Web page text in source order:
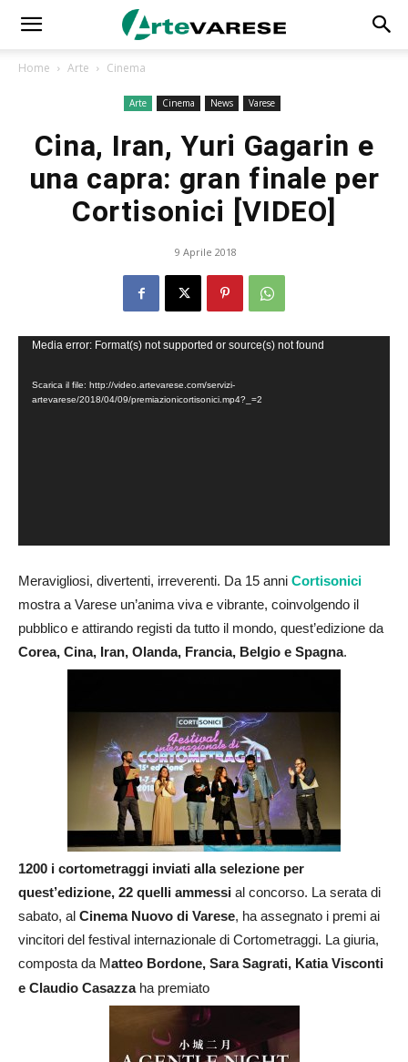
Home Arte Cinema
Arte Cinema News Varese
Cina, Iran, Yuri Gagarin e
una capra: gran finale per
Cortisonici [VIDEO]
9 Aprile 2018
Video
Media error: Format(s) not supported or source(s) not found
Scarica il file: http://video.artevarese.com/servizi-
artevarese/2018/04/09/premiazionicortisonici.mp4?_=2
Meravigliosi, divertenti, irreverenti. Da 15 anni Cortisonici
mostra a Varese un’anima viva e vibrante, coinvolgendo il
pubblico e attirando registi da tutto il mondo, quest’edizione da
Corea, Cina, Iran, Olanda, Francia, Belgio e Spagna.
1200 i cortometraggi inviati alla selezione per
quest’edizione, 22 quelli ammessi al concorso. La serata di
sabato, al Cinema Nuovo di Varese, ha assegnato i premi ai
vincitori del festival internazionale di Cortometraggi. La giuria,
composta da Matteo Bordone, Sara Sagrati, Katia Visconti
e Claudio Casazzaha premiato